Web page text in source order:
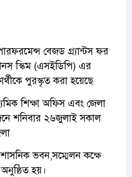
বেজড গ্র্যান্টস ফর
স্কিম (এসইডিপি) এর
পুরস্কৃত করা হয়েছে
শিক্ষা অফিস এবং জেলা
শনিবার ২৬জুলাই সকাল
ভবন,সম্মেলন কক্ষে
হয়।